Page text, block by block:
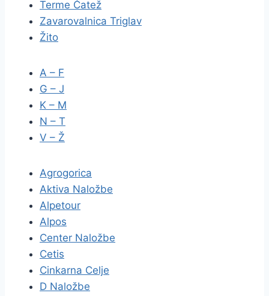
Terme Čatež
Zavarovalnica Triglav
Žito
A – F
G – J
K – M
N – T
V – Ž
Agrogorica
Aktiva Naložbe
Alpetour
Alpos
Center Naložbe
Cetis
Cinkarna Celje
D Naložbe